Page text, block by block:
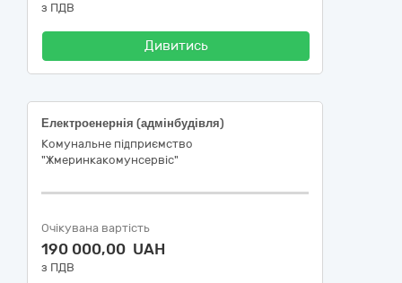
з ПДВ
Дивитись
Електроенернія (адмінбудівля)
Комунальне підприємство
"Жмеринкакомунсервіс"
Очікувана вартість
190 000,00 UAH
з ПДВ